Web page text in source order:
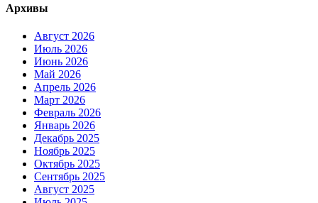
Архивы
Август 2026
Июль 2026
Июнь 2026
Май 2026
Апрель 2026
Март 2026
Февраль 2026
Январь 2026
Декабрь 2025
Ноябрь 2025
Октябрь 2025
Сентябрь 2025
Август 2025